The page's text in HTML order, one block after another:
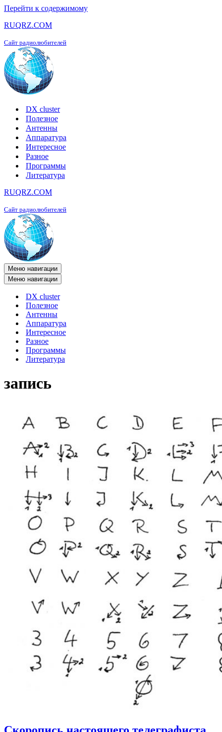
Перейти к содержимому
RUQRZ.COM
Сайт радиолюбителей
DX cluster
Полезное
Антенны
Аппаратура
Интересное
Разное
Программы
Литература
RUQRZ.COM
Сайт радиолюбителей
Меню навигации
Меню навигации
DX cluster
Полезное
Антенны
Аппаратура
Интересное
Разное
Программы
Литература
запись